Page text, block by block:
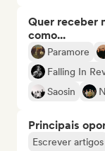
Quer receber
como...
Paramore
Falling In
Saosin
Principais
Escrever artigos